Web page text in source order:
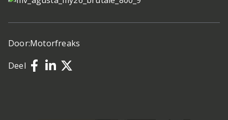
Door:Motorfreaks
Deel